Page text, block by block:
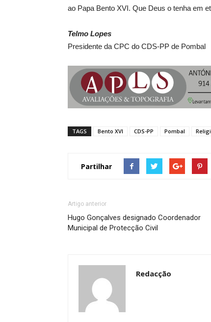
ao Papa Bento XVI. Que Deus o tenha em
Telmo Lopes
Presidente da CPC do CDS-PP de Pombal
TAGS Bento XVI CDS-PP Pombal
Partilhar
Artigo anterior
Hugo Gonçalves designado Coordenador
Municipal de Protecção Civil
Redacção